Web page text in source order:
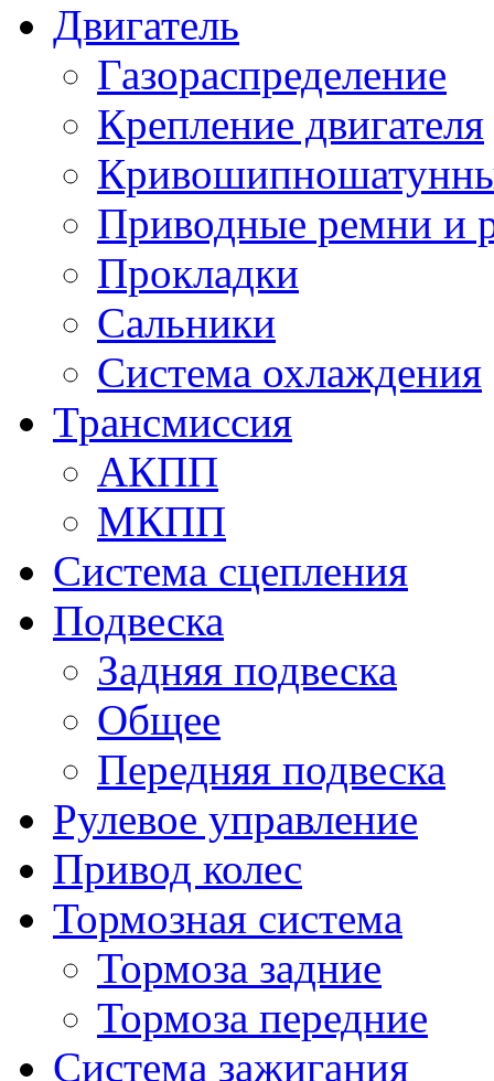
Двигатель
Газораспределение
Крепление двигателя
Приводные ремни и
Прокладки
Сальники
Система охлаждения
Трансмиссия
АКПП
МКПП
Система сцепления
Подвеска
Задняя подвеска
Общее
Передняя подвеска
Рулевое управление
Привод колес
Тормозная система
Тормоза задние
Тормоза передние
Система зажигания